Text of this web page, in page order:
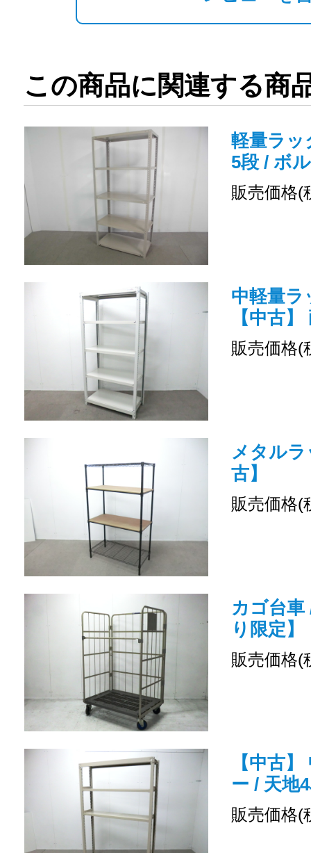
この商品に関連する商
軽量ラッ
5段 / ボ
販売価格(
中軽量ラ
【中古
販売価格(
メタル
古】
販売価格(
カゴ台
り限定】
販売価格(
【中古
ー / 天地
販売価格(